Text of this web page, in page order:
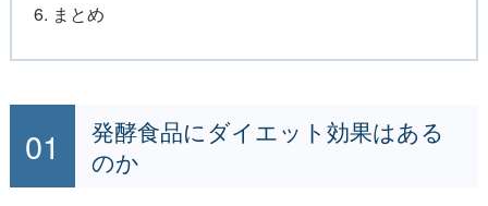
6. まとめ
発酵食品にダイエット効果はある
のか